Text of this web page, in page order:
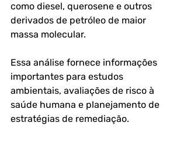
como diesel, querosene e outros
derivados de petróleo de maior
massa molecular.
Essa análise fornece informações
importantes para estudos
ambientais, avaliações de risco à
saúde humana e planejamento de
estratégias de remediação.